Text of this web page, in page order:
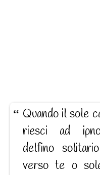
Quando il sole
riesci ad
delfino
verso te o